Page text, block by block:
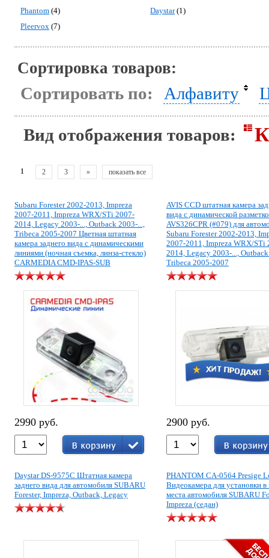
Phantom (4) Daystar(1)
Pleervox (7)
Сортировка товаров:
Сортировать по: Алфавиту
Вид отображения товаров:
1 2 3 » показать все
Subaru Forester 2002-2013, Impreza
2007-2011, Impreza WRX/STi 2007-
2014, Legacy 2003-..., Outback 2003-...,
Tribeca 2005-2007 Цветная штатная
камера заднего вида с динамическими
линиями (ночная съемка, линза-стекло)
CARMEDIA CMD-IPAS-SUB
2990 руб.
AVIS CCD штатная камера
вида с динамической
AVS326CPR (#079) для
Subaru Forester 2002-2013,
2007-2011, Impreza WRX/STi
2014, Legacy 2003-...,
Tribeca 2005-2007
2900 руб.
Daystar DS-9575C Штатная камера
заднего вида для автомобиля SUBARU
Forester, Impreza, Outback, Legacy
PHANTOM CA-0564 Presige
Видеокамера для установки
места автомобиля SUBARU
Impreza (седан)